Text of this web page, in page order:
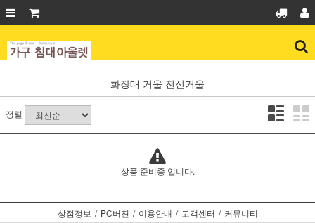
화장대 거울 전신거울
정렬
상품 준비중 입니다.
상점정보 / PC버젼 / 이용안내 / 고객센터 / 커뮤니티